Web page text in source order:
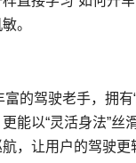
。
的驾驶老手，拥有
能以“灵活身法”丝
，让用户的驾驶更